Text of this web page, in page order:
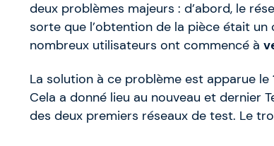
deux problèmes majeurs : d’abord, le
sorte que l’obtention de la pièce était
nombreux utilisateurs ont commencé à
La solution à ce problème est apparue le
Cela a donné lieu au nouveau et dernier
des deux premiers réseaux de test. Le